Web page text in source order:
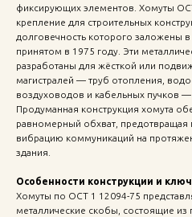
фиксирующих элементов. Хомуты
крепление для строительных
долговечность которого заложены в
принятом в 1975 году. Эти
разработаны для жёсткой или
магистралей — труб отопления,
воздуховодов и кабельных пучков
Продуманная конструкция хомута
равномерный обхват,
вибрацию коммуникаций на
здания.
Особенности конструкции и
Хомуты по ОСТ 1 12094-75
металлические скобы, состоящие